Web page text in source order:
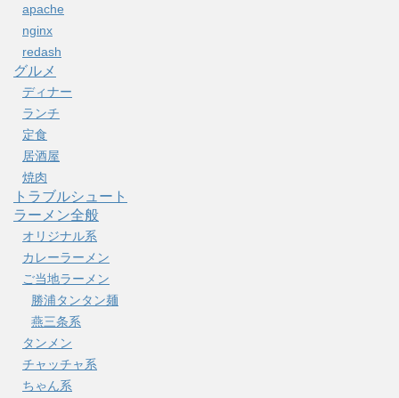
apache
nginx
redash
グルメ
ディナー
ランチ
定食
居酒屋
焼肉
トラブルシュート
ラーメン全般
オリジナル系
カレーラーメン
ご当地ラーメン
勝浦タンタン麺
燕三条系
タンメン
チャッチャ系
ちゃん系